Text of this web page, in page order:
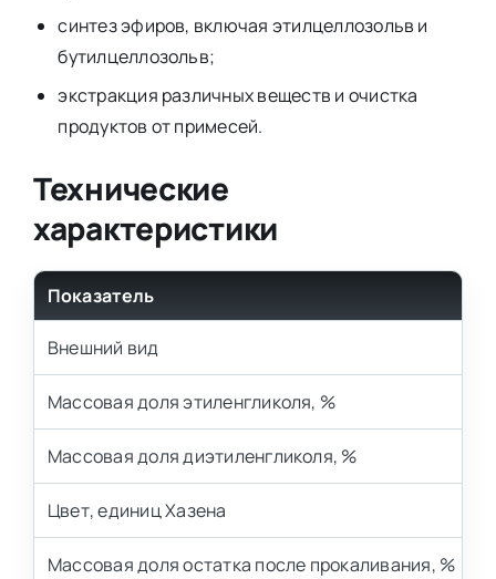
синтез эфиров, включая этилцеллозольв и
бутилцеллозольв;
экстракция различных веществ и очистка
продуктов от примесей.
Технические
характеристики
Показатель
Внешний вид
Массовая доля этиленгликоля, %
Массовая доля диэтиленгликоля, %
Цвет, единиц Хазена
Массовая доля остатка после прокаливания, %